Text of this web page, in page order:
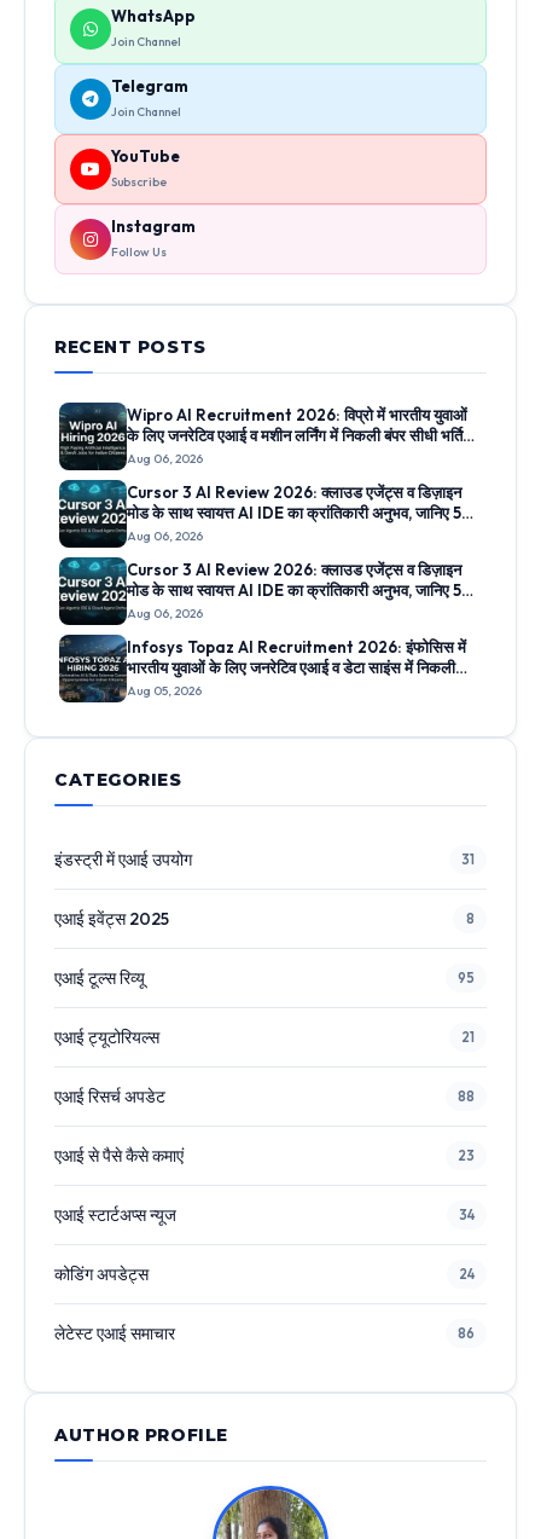
WhatsApp
Join Channel
Telegram
Join Channel
YouTube
Subscribe
Instagram
Follow Us
RECENT POSTS
Wipro AI Recruitment 2026: विप्रो में भारतीय युवाओं
के लिए जनरेटिव एआई व मशीन लर्निंग में निकली बंपर सीधी भर्तियां,
जानिए आवेदन लिंक
Aug 06, 2026
Cursor 3 AI Review 2026: क्लाउड एजेंट्स व डिज़ाइन
मोड के साथ स्वायत्त AI IDE का क्रांतिकारी अनुभव, जानिए 5
सबसे बड़े फीचर्स
Aug 06, 2026
Cursor 3 AI Review 2026: क्लाउड एजेंट्स व डिज़ाइन
मोड के साथ स्वायत्त AI IDE का क्रांतिकारी अनुभव, जानिए 5
सबसे बड़े फीचर्स
Aug 06, 2026
Infosys Topaz AI Recruitment 2026: इंफोसिस में
भारतीय युवाओं के लिए जनरेटिव एआई व डेटा साइंस में निकली
सीधी भर्तियां, जानिए आवेदन लिंक
Aug 05, 2026
CATEGORIES
इंडस्ट्री में एआई उपयोग 31
एआई इवेंट्स 2025 8
एआई टूल्स रिव्यू 95
एआई ट्यूटोरियल्स 21
एआई रिसर्च अपडेट 88
एआई से पैसे कैसे कमाएं 23
एआई स्टार्टअप्स न्यूज 34
कोडिंग अपडेट्स 24
लेटेस्ट एआई समाचार 86
AUTHOR PROFILE